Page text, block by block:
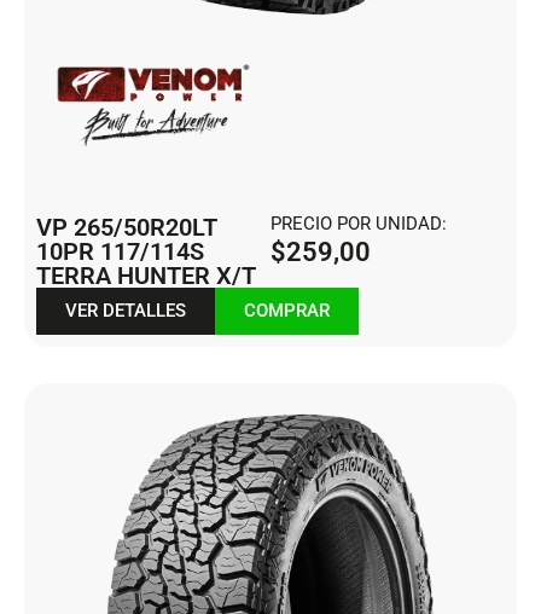
VP 265/50R20LT
10PR 117/114S
TERRA HUNTER X/T
PRECIO POR UNIDAD:
$259,00
VER DETALLES COMPRAR